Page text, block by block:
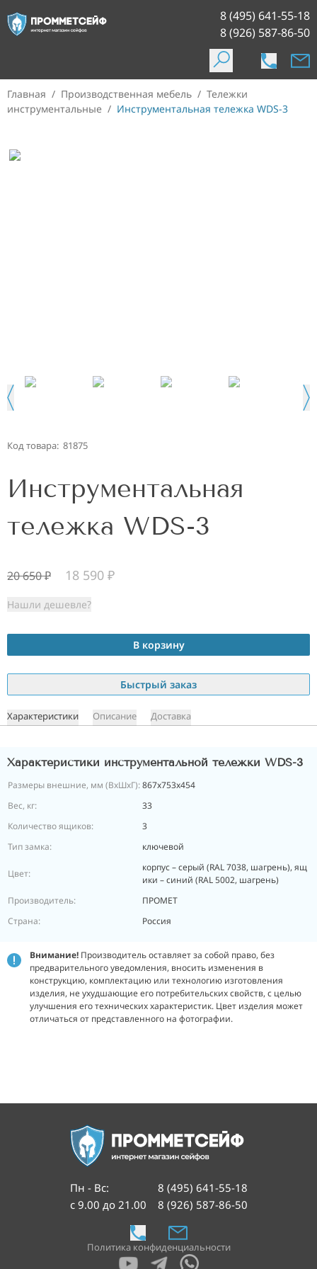
8 (495) 641-55-18
8 (926) 587-86-50
Главная / Производственная мебель / Тележки
инструментальные / Инструментальная тележка WDS-3
Код товара: 81875
Инструментальная
тележка WDS-3
20 650₽ 18 590 ₽
Нашли дешевле?
В корзину
Быстрый заказ
Характеристики Описание Доставка
Характеристики инструментальной тележки WDS-3
Размеры внешние, мм (ВхШхГ):867x753x454
Вес, кг:
33
Количество ящиков:
3
Тип замка:
ключевой
Цвет:
корпус – серый (RAL 7038, шагрень), ящ
ики – синий (RAL 5002, шагрень)
Производитель:
ПРОМЕТ
Страна:
Россия
Внимание! Производитель оставляет за собой право, без
предварительного уведомления, вносить изменения в
конструкцию, комплектацию или технологию изготовления
изделия, не ухудшающие его потребительских свойств, с целью
улучшения его технических характеристик. Цвет изделия может
отличаться от представленного на фотографии.
Пн - Вс:
с 9.00 до 21.00
8 (495) 641-55-18
8 (926) 587-86-50
Политика конфиденциальности